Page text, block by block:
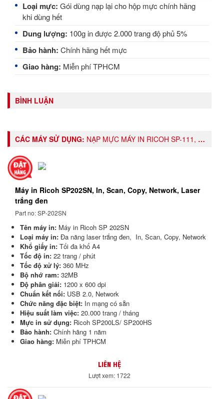
Loại mực: Gói dùng nạp lại cho hộp mực chính hãng
khi dùng hết
Dung lượng: 100g in được 2.000 trang độ phủ 5%
Bảo hành: Chính hãng hết mực
Giao hàng: Miễn phí TPHCM
BÌNH LUẬN
CÁC MÁY SỬ DỤNG: NẠP MỰC MÁY IN RICOH SP-111, BLACK TONE CARTRIDGE (047334)
Máy in Ricoh SP202SN, In, Scan, Copy, Network, Laser
trắng đen
Part no: SP-202SN
Tên máy in: Máy in Ricoh SP 202SN
Loại máy in: Đa năng laser trắng đen, In, Scan, Copy, Network
Khổ giấy in: Tối đa khổ A4
Tốc độ in: 22 trang / phút
Tốc độ xử lý: 360 MHz
Bộ nhớ ram: 32MB
Độ phân giải: 1200 x 600 dpi
Chuẩn kết nối: USB 2.0, Network
Chức năng đặc biệt: In mạng có sẵn
Hiệu suất làm việc: 20.000 trang / tháng
Mực in sử dụng: Ricoh SP200LS/ SP200HS
Bảo hành: Chính hãng 1 năm
Giao hàng: Miễn phí TPHCM
LIÊN HỆ
Lượt xem: 1722